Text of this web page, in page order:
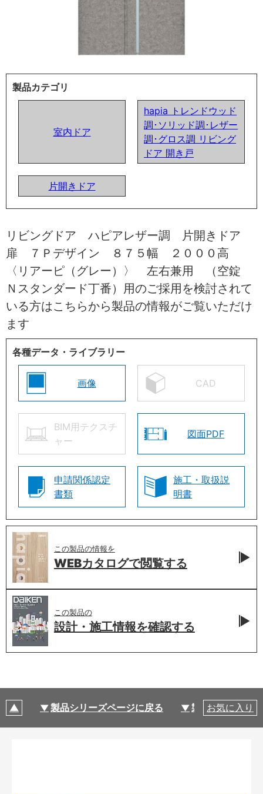
製品カテゴリ
室内ドア
hapia トレンドウッド
調･ソリッド調･レザー
調･グロス調 リビング
ドア 開き戸
片開きドア
リビングドア ハピアレザー調 片開きドア
扉 ７Ｐデザイン ８７５幅 ２０００高
〈リアーピ（グレー）〉 左右兼用 （空錠
Ｎスタンダード丁番）用のご採用を検討されて
いる方はこちらから製品の情報がご覧いただけ
ます
各種データ・ライブラリー
画像 CAD
BIM用テクスチ
ャー
図面PDF
申請関係認定
書類
施工・取扱説
明書
この製品の情報を
WEBカタログで閲覧する
この製品の
設計・施工情報を確認する
製品シリーズページに戻る 製品仕様
お気に入り